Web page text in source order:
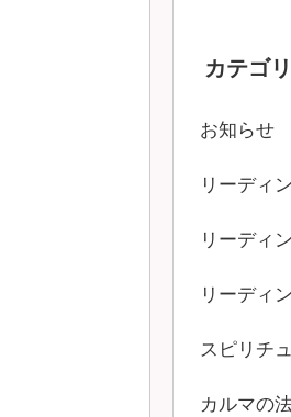
カテゴ
お知らせ
リーディ
リーディ
リーディ
スピリチ
カルマの